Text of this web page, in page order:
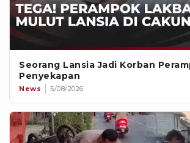
Seorang Lansia Jadi Korban
Penyekapan
News 5/08/2026